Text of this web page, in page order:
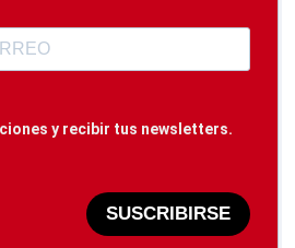
y recibir tus newsletters.
SUSCRIBIRSE